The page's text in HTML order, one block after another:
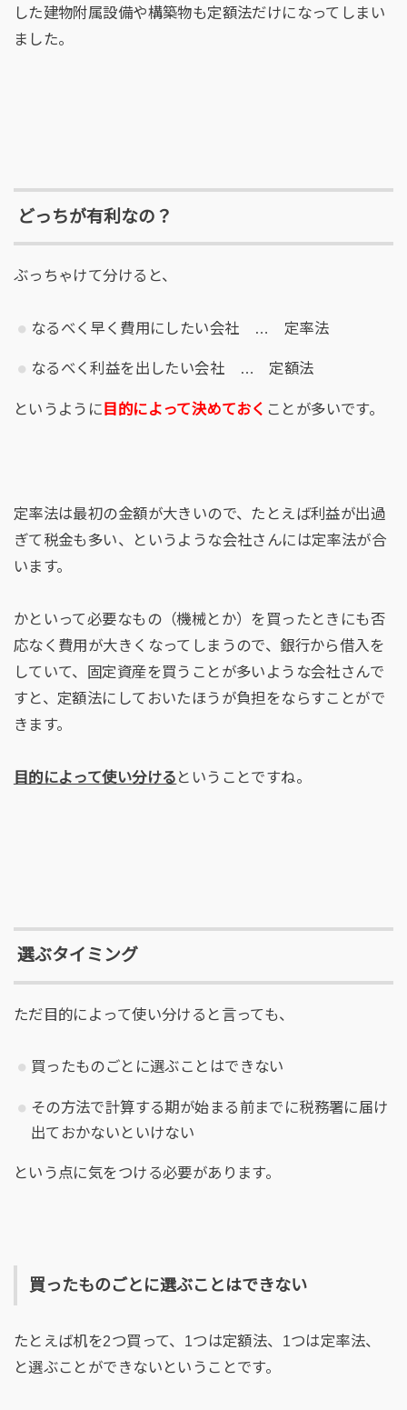
した建物附属設備や構築物も定額法だけになってしまい
ました。
どっちが有利なの？
ぶっちゃけて分けると、
なるべく早く費用にしたい会社 … 定率法
なるべく利益を出したい会社 … 定額法
というように 目的によって決めておく ことが多いです。
定率法は最初の金額が大きいので、たとえば利益が出過
ぎて税金も多い、というような会社さんには定率法が合
います。
かといって必要なもの（機械とか）を買ったときにも否
応なく費用が大きくなってしまうので、銀行から借入を
していて、固定資産を買うことが多いような会社さんで
すと、定額法にしておいたほうが負担をならすことがで
きます。
目的によって使い分ける ということですね。
選ぶタイミング
ただ目的によって使い分けると言っても、
買ったものごとに選ぶことはできない
その方法で計算する期が始まる前までに税務署に届け
出ておかないといけない
という点に気をつける必要があります。
買ったものごとに選ぶことはできない
たとえば机を2つ買って、1つは定額法、1つは定率法、
と選ぶことができないということです。